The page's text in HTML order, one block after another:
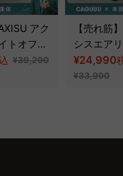
アク
トオフィ
¥39,290
【売れ筋
シスエア
フィスチ
¥24,990
¥33,990